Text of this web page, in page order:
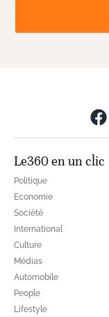
Le360 en un clic
Politique
Economie
Société
International
Culture
Médias
Automobile
People
Lifestyle